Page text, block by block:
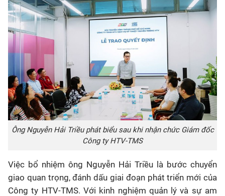
Ông Nguyễn Hải Triều phát biểu sau khi nhận chức Giám đốc
Công ty HTV-TMS
Việc bổ nhiệm ông Nguyễn Hải Triều là bước chuyển
giao quan trọng, đánh dấu giai đoạn phát triển mới của
Công ty HTV-TMS. Với kinh nghiệm quản lý và sự am